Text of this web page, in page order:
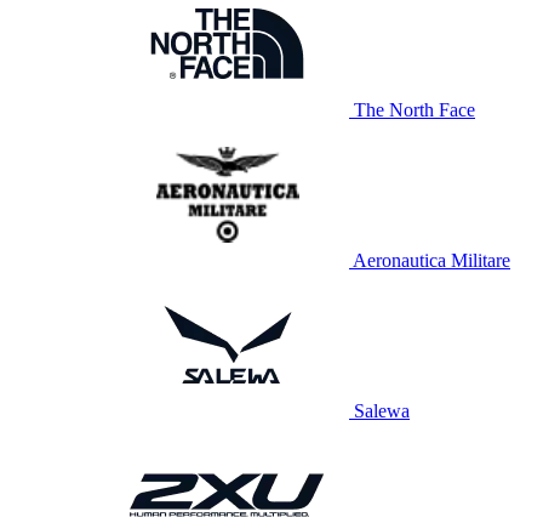
The North Face
Aeronautica Militare
Salewa